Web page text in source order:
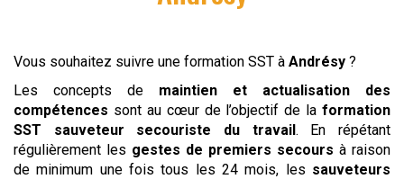
Vous souhaitez suivre une formation SST à Andrésy ?
Les concepts de maintien et actualisation des
compétences sont au cœur de l’objectif de la formation
SST
sauveteur secouriste du travail. En répétant
régulièrement les gestes de premiers secours à raison
de minimum une fois tous les 24 mois, les sauveteurs